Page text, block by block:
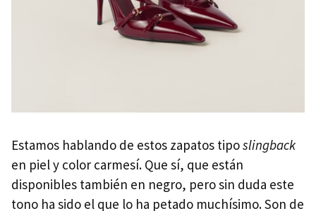
Estamos hablando de estos zapatos tiposlingback
en piel y color carmesí. Que sí, que están
disponibles también en negro, pero sin duda este
tono ha sido el que lo ha petado muchísimo. Son de